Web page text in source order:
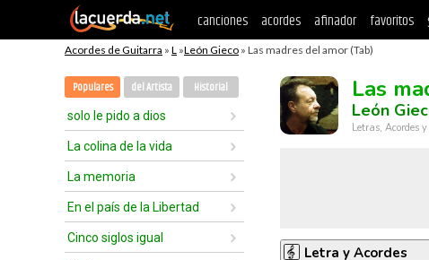
canciones acordes afinador favoritos
Acordes de Guitarra » L »León Gieco » Las madres del amor (Tab)
Populares del Artista Historial
solo le pido a dios
La colina de la vida
La memoria
En el país de la Libertad
Cinco siglos igual
Las
León
Letras, Acordes
Letra y Acordes